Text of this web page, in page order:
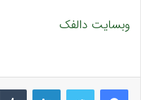
وبسایت دالفک
لینکداین